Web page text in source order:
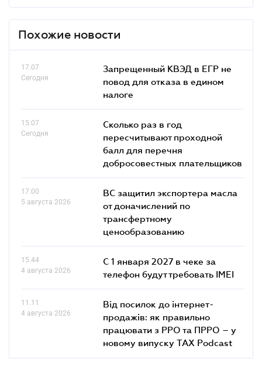
Похожие новости
17.07
Сегодня
Запрещенный КВЭД в ЕГР не
повод для отказа в едином
налоге
15.07
Сегодня
Сколько раз в год
пересчитывают проходной
балл для перечня
добросовестных плательщиков
17.00
5 августа 2026
ВС защитил экспортера масла
от доначислений по
трансфертному
ценообразованию
15.44
4 августа 2026
С 1 января 2027 в чеке за
телефон будут требовать IMEI
11.11
4 августа 2026
Від посилок до інтернет-
продажів: як правильно
працювати з РРО та ПРРО – у
новому випуску TAX Podcast